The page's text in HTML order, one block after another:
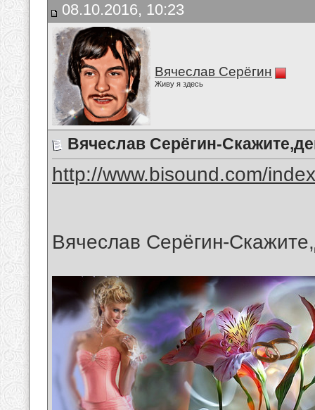
08.10.2016, 10:23
Вячеслав Серёгин
Живу я здесь
Вячеслав Серёгин-
http://www.bisound.com/
Вячеслав Серёгин-